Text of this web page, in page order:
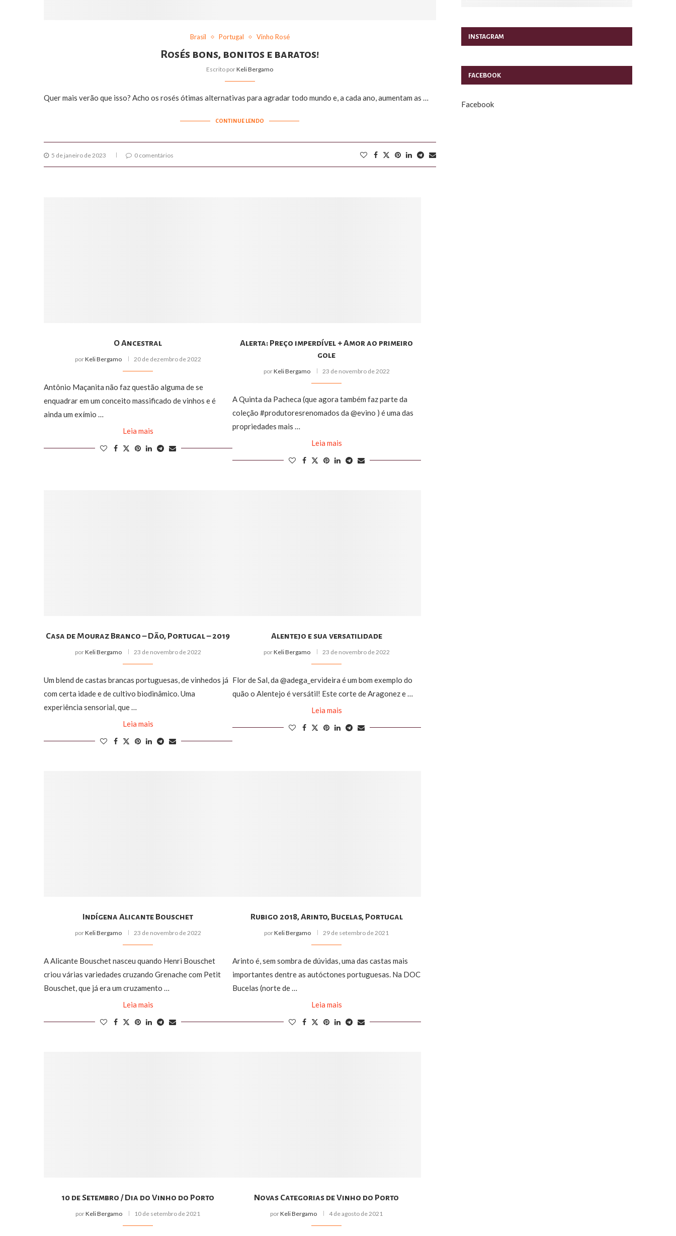
Brasil Portugal Vinho Rosé
Rosés bons, bonitos e baratos!
Escrito porKeli Bergamo
Quer mais verão que isso? Acho os rosés ótimas alternativas para agradar todo mundo e, a cada ano, aumentam as …
CONTINUE LENDO
5 de janeiro de 2023 0 comentários
O Ancestral
porKeli Bergamo 20 de dezembro de 2022
Antônio Maçanita não faz questão alguma de se
enquadrar em um conceito massificado de vinhos e é
ainda um exímio …
Leia mais
Alerta: Preço imperdível + Amor ao primeiro
gole
porKeli Bergamo 23 de novembro de 2022
A Quinta da Pacheca (que agora também faz parte da
coleção #produtoresrenomados da @evino ) é uma das
propriedades mais …
Leia mais
Casa de Mouraz Branco – Dão, Portugal – 2019
porKeli Bergamo 23 de novembro de 2022
Um blend de castas brancas portuguesas, de vinhedos já
com certa idade e de cultivo biodinâmico. Uma
experiência sensorial, que …
Leia mais
Alentejo e sua versatilidade
porKeli Bergamo 23 de novembro de 2022
Flor de Sal, da @adega_ervideira é um bom exemplo do
quão o Alentejo é versátil! Este corte de Aragonez e …
Leia mais
Indígena Alicante Bouschet
porKeli Bergamo 23 de novembro de 2022
A Alicante Bouschet nasceu quando Henri Bouschet
criou várias variedades cruzando Grenache com Petit
Bouschet, que já era um cruzamento …
Leia mais
Rubigo 2018, Arinto, Bucelas, Portugal
porKeli Bergamo 29 de setembro de 2021
Arinto é, sem sombra de dúvidas, uma das castas mais
importantes dentre as autóctones portuguesas. Na DOC
Bucelas (norte de …
Leia mais
10 de Setembro / Dia do Vinho do Porto
porKeli Bergamo 10 de setembro de 2021
Novas Categorias de Vinho do Porto
porKeli Bergamo 4 de agosto de 2021
INSTAGRAM
FACEBOOK
Facebook